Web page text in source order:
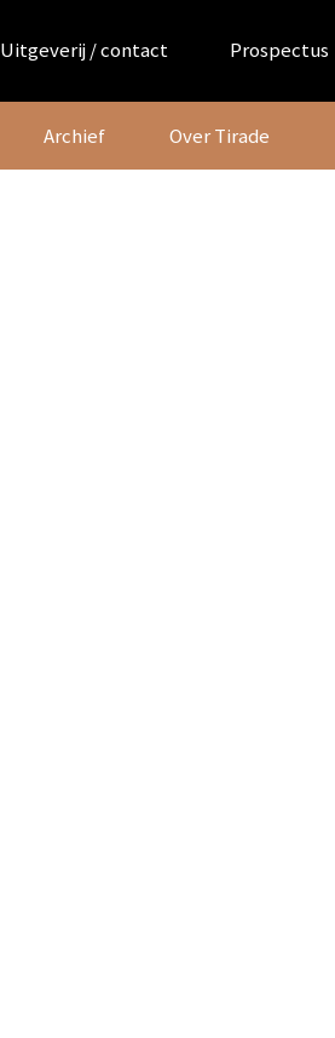
Uitgeverij / contact Prospectus
Archief Over Tirade